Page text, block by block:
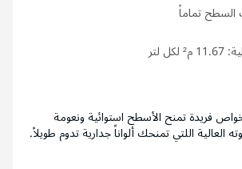
فريدة تمنح الأسطح استوائية ونعومة
العالية اللتي تمنحك ألواناً جدارية تدوم طويلاً.